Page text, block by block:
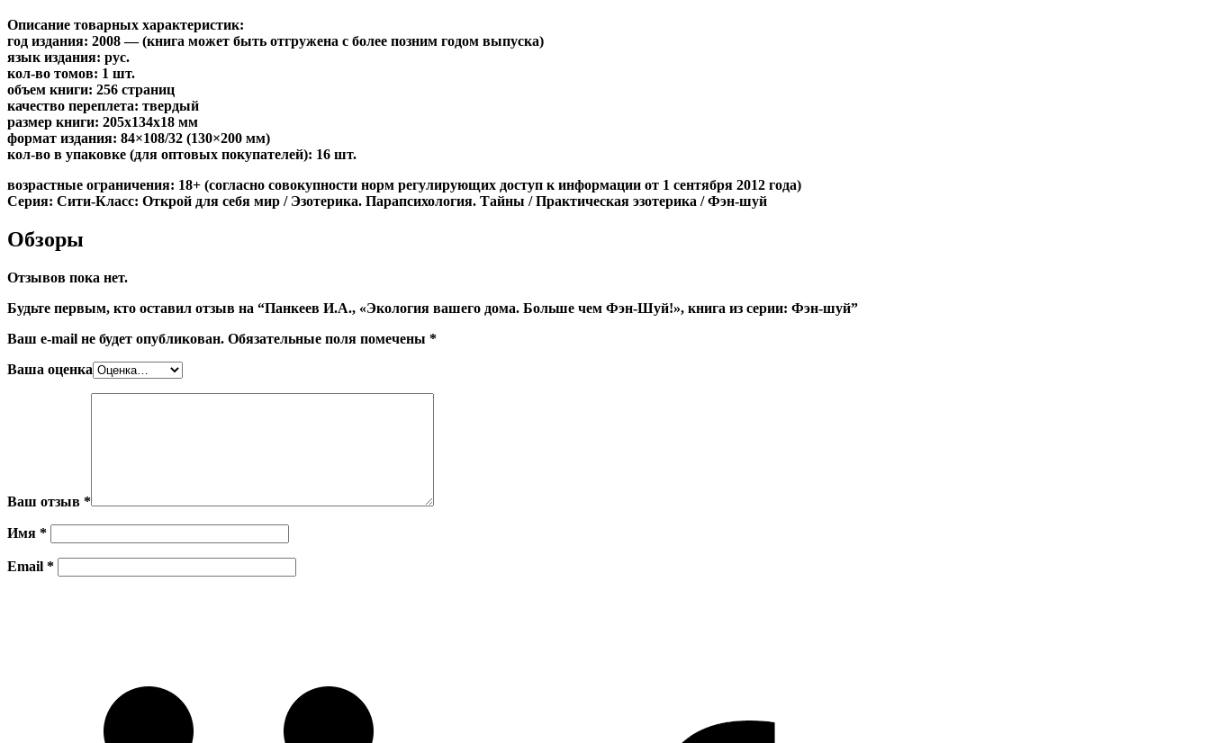
Описание товарных характеристик:
год издания: 2008 — (книга может быть отгружена c более позним годом выпуска)
язык издания: рус.
кол-во томов: 1 шт.
объем книги: 256 страниц
качество переплета: твердый
размер книги: 205x134x18 мм
формат издания: 84×108/32 (130×200 мм)
кол-во в упаковке (для оптовых покупателей): 16 шт.
возрастные ограничения: 18+ (согласно совокупности норм регулирующих доступ к информации от 1 сентября 2012 года)
Серия: Сити-Класс: Открой для себя мир / Эзотерика. Парапсихология. Тайны / Практическая эзотерика / Фэн-шуй
Обзоры
Отзывов пока нет.
Будьте первым, кто оставил отзыв на “Панкеев И.А., «Экология вашего дома. Больше чем Фэн-Шуй!», книга из серии: Фэн-шуй”
Ваш e-mail не будет опубликован. Обязательные поля помечены *
Ваша оценка
Ваш отзыв *
Имя *
Email *